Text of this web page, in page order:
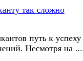
путь к успеху
Несмотря на ...